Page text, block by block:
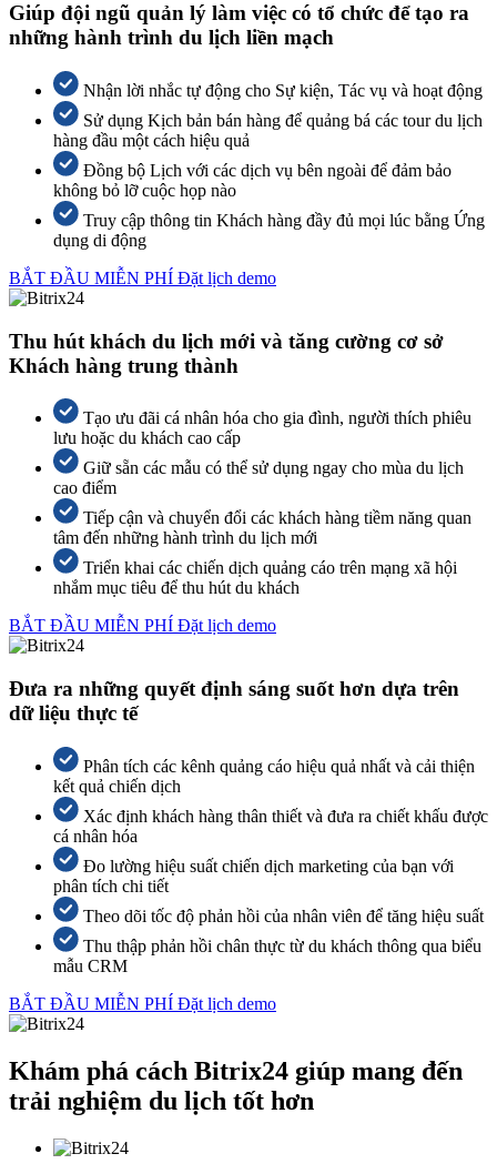
Giúp đội ngũ quản lý làm việc có tổ chức để tạo ra
những hành trình du lịch liền mạch
Nhận lời nhắc tự động cho Sự kiện, Tác vụ và hoạt động
Sử dụng Kịch bản bán hàng để quảng bá các tour du lịch
hàng đầu một cách hiệu quả
Đồng bộ Lịch với các dịch vụ bên ngoài để đảm bảo
không bỏ lỡ cuộc họp nào
Truy cập thông tin Khách hàng đầy đủ mọi lúc bằng Ứng
dụng di động
BẮT ĐẦU MIỄN PHÍ Đặt lịch demo
Thu hút khách du lịch mới và tăng cường cơ sở
Khách hàng trung thành
Tạo ưu đãi cá nhân hóa cho gia đình, người thích phiêu
lưu hoặc du khách cao cấp
Giữ sẵn các mẫu có thể sử dụng ngay cho mùa du lịch
cao điểm
Tiếp cận và chuyển đổi các khách hàng tiềm năng quan
tâm đến những hành trình du lịch mới
Triển khai các chiến dịch quảng cáo trên mạng xã hội
nhắm mục tiêu để thu hút du khách
BẮT ĐẦU MIỄN PHÍ Đặt lịch demo
Đưa ra những quyết định sáng suốt hơn dựa trên
dữ liệu thực tế
Phân tích các kênh quảng cáo hiệu quả nhất và cải thiện
kết quả chiến dịch
Xác định khách hàng thân thiết và đưa ra chiết khấu được
cá nhân hóa
Đo lường hiệu suất chiến dịch marketing của bạn với
phân tích chi tiết
Theo dõi tốc độ phản hồi của nhân viên để tăng hiệu suất
Thu thập phản hồi chân thực từ du khách thông qua biểu
mẫu CRM
BẮT ĐẦU MIỄN PHÍ Đặt lịch demo
Khám phá cách Bitrix24 giúp mang đến
trải nghiệm du lịch tốt hơn